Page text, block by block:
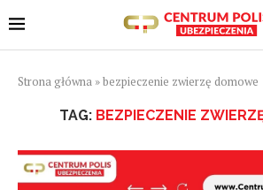
Strona główna »bezpieczenie zwierzę domowe
TAG: BEZPIECZENIE